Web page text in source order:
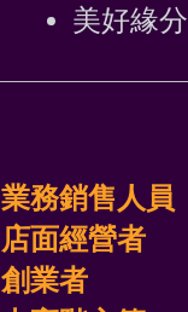
美好緣分
業務銷售人員
店面經營者
創業者